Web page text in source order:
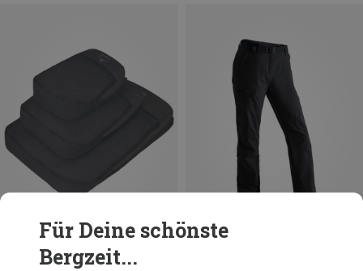
Du sparst 18%
Für Deine schönste
Bergzeit...